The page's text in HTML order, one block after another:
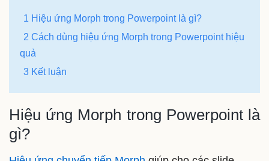
1 Hiệu ứng Morph trong Powerpoint là gì?
2 Cách dùng hiệu ứng Morph trong Powerpoint hiệu
quả
3 Kết luận
Hiệu ứng Morph trong Powerpoint là
gì?